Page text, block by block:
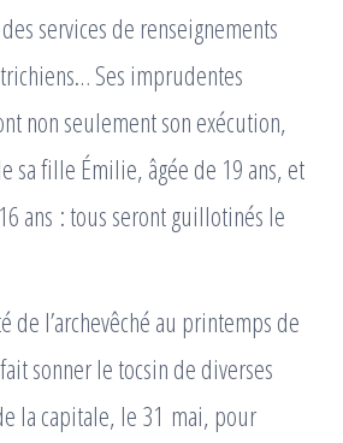
services de renseignements
Ses imprudentes
non seulement son exécution,
sa fille Émilie, âgée de 19 ans, et
ans : tous seront guillotinés le
de l’archevêché au printemps de
sonner le tocsin de diverses
la capitale, le 31 mai, pour